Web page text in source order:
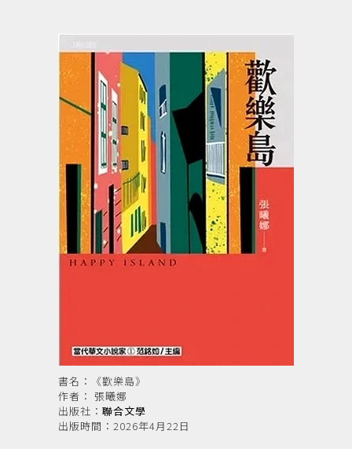
書名：《歡樂島》
作者： 張曦娜
出版社： 聯合文學
出版時間：2026年4月22日